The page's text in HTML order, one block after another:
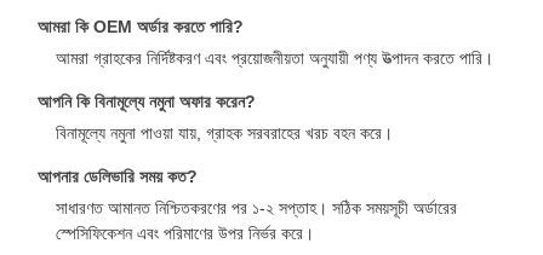
আমরা কি OEM অর্ডার করতে পারি?
আমরা গ্রাহকের নির্দিষ্টকরণ এবং প্রয়োজনীয়তা অনুযায়ী পণ্য উত্পাদন করতে পারি।
আপনি কি বিনামূল্যে নমুনা অফার করেন?
বিনামূল্যে নমুনা পাওয়া যায়, গ্রাহক সরবরাহের খরচ বহন করে।
আপনার ডেলিভারি সময় কত?
সাধারণত আমানত নিশ্চিতকরণের পর ১-২ সপ্তাহ। সঠিক সময়সূচী অর্ডারের
স্পেসিফিকেশন এবং পরিমাণের উপর নির্ভর করে।